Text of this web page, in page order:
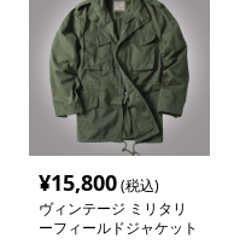
¥15,800(税込)
ヴィンテージ ミリタリ
ーフィールドジャケット